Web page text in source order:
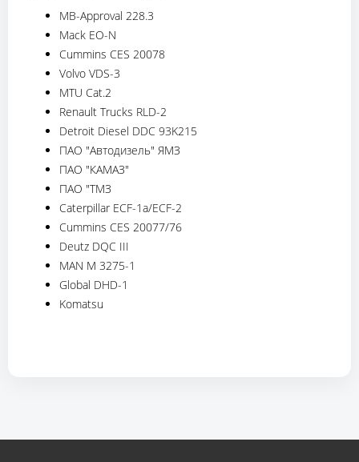
MB-Approval 228.3
Mack EO-N
Cummins CES 20078
Volvo VDS-3
MTU Cat.2
Renault Trucks RLD-2
Detroit Diesel DDC 93K215
ПАО "Автодизель" ЯМЗ
ПАО "КАМАЗ"
ПАО "ТМЗ
Caterpillar ECF-1a/ECF-2
Cummins CES 20077/76
Deutz DQC III
MAN M 3275-1
Global DHD-1
Komatsu